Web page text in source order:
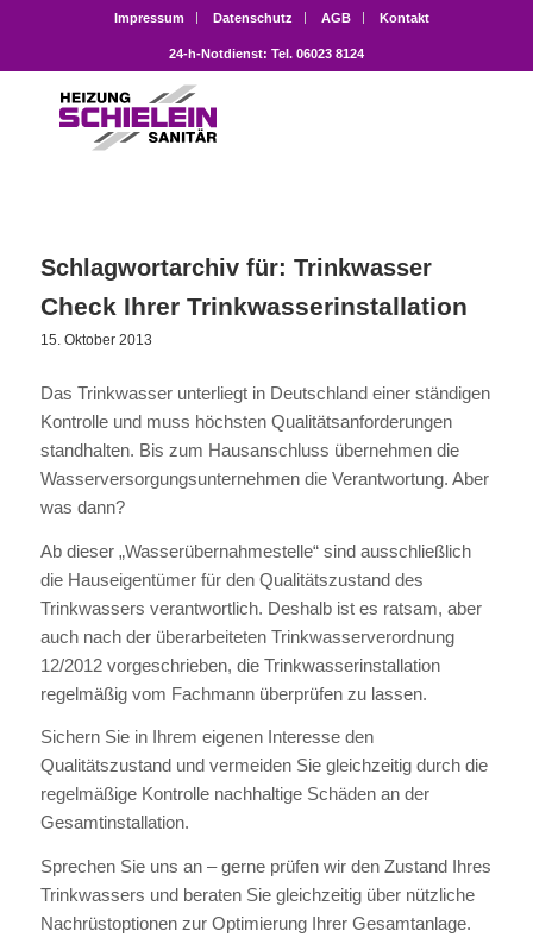
Impressum Datenschutz AGB Kontakt
24-h-Notdienst: Tel. 06023 8124
Schlagwortarchiv für: Trinkwasser
Check Ihrer ­Trinkwasserinstallation
15. Oktober 2013
Das Trinkwasser unterliegt in Deutschland einer ständigen
Kontrolle und muss höchsten Qualitätsanforderungen
standhalten. Bis zum Hausanschluss übernehmen die
Wasserversorgungsunternehmen die Verantwortung. Aber
was dann?
Ab dieser „Wasserübernahmestelle“ sind ausschließlich
die Hauseigentümer für den Qualitätszustand des
Trinkwassers verantwortlich. Deshalb ist es ratsam, aber
auch nach der überarbeiteten Trinkwasserverordnung
12/2012 vorgeschrieben, die Trinkwasserinstallation
regelmäßig vom Fachmann überprüfen zu lassen.
Sichern Sie in Ihrem eigenen Interesse den
Qualitätszustand und vermeiden Sie gleichzeitig durch die
regelmäßige Kontrolle nachhaltige Schäden an der
Gesamtinstallation.
Sprechen Sie uns an – gerne prüfen wir den Zustand Ihres
Trinkwassers und beraten Sie gleichzeitig über nützliche
Nachrüstoptionen zur Optimierung Ihrer Gesamtanlage.